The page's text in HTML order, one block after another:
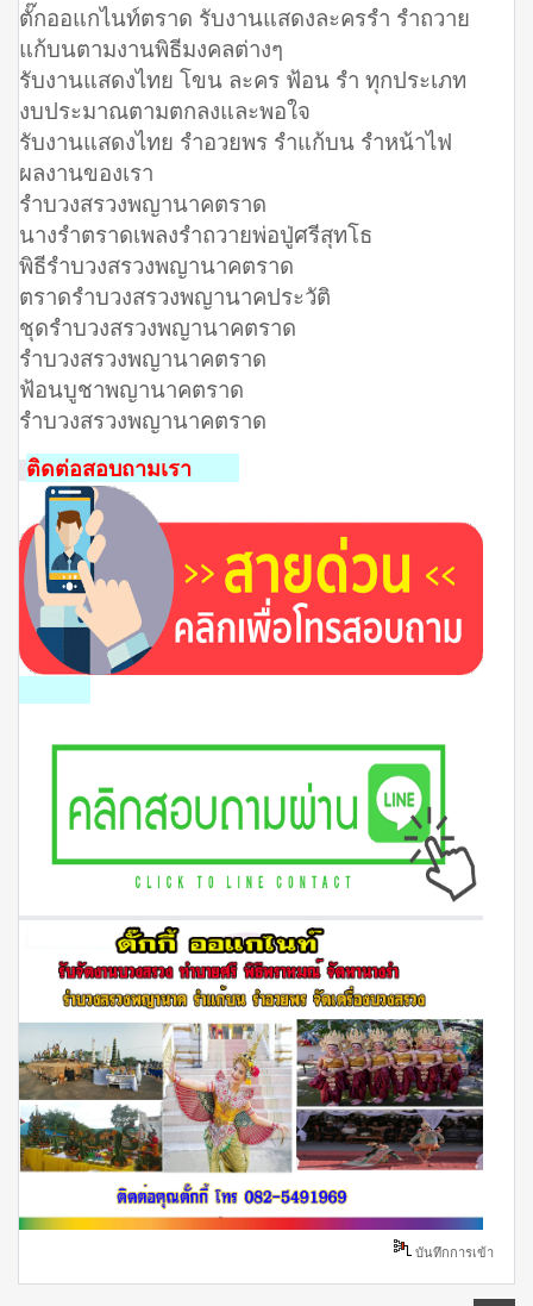
ตั๊กออแกไนท์ตราด รับงานแสดงละครรำ รำถวาย
แก้บนตามงานพิธีมงคลต่างๆ
รับงานแสดงไทย โขน ละคร ฟ้อน รำ ทุกประเภท
งบประมาณตามตกลงและพอใจ
รับงานแสดงไทย รำอวยพร รำแก้บน รำหน้าไฟ
ผลงานของเรา
รำบวงสรวงพญานาคตราด
นางรำตราดเพลงรําถวายพ่อปู่ศรีสุทโธ
พิธีรำบวงสรวงพญานาคตราด
ตราดรําบวงสรวงพญานาคประวัติ
ชุดรําบวงสรวงพญานาคตราด
รําบวงสรวงพญานาคตราด
ฟ้อนบูชาพญานาคตราด
รําบวงสรวงพญานาคตราด
ติดต่อสอบถามเรา
บันทึกการเข้า